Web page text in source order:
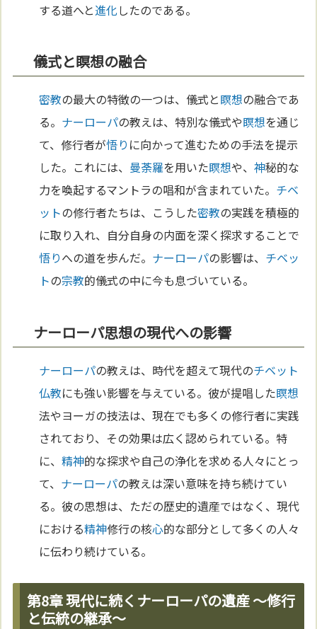
する道へと進化したのである。
儀式と瞑想の融合
密教の最大の特徴の一つは、儀式と瞑想の融合であ
る。 ナーローパの教えは、特別な儀式や瞑想を通じ
て、修行者が悟り に向かって進むための手法を提示
した。これには、 曼荼羅を用いた瞑想や、神秘的な
力を喚起するマントラの唱和が含まれていた。 チベ
ットの修行者たちは、こうした密教の実践を積極的
に取り入れ、自分自身の内面を深く探求することで
悟りへの道を歩んだ。 ナーローパの影響は、 チベッ
トの宗教的儀式の中に今も息づいている。
ナーローパ思想の現代への影響
ナーローパの教えは、時代を超えて現代のチベット
仏教にも強い影響を与えている。彼が提唱した瞑想
法やヨーガの技法は、現在でも多くの修行者に実践
されており、その効果は広く認められている。特
に、精神的な探求や自己の浄化を求める人々にとっ
て、 ナーローパの教えは深い意味を持ち続けてい
る。彼の思想は、ただの歴史的遺産ではなく、現代
における精神修行の核心的な部分として多くの人々
に伝わり続けている。
第8章 現代に続くナーローパの遺産 〜修行
と伝統の継承〜